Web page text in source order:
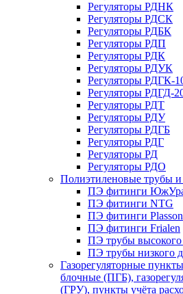
Регуляторы РДНК
Регуляторы РДСК
Регуляторы РДБК
Регуляторы РДП
Регуляторы РДК
Регуляторы РДУК
Регуляторы РДГК-
Регуляторы РДГД-
Регуляторы РДТ
Регуляторы РДУ
Регуляторы РДГБ
Регуляторы РДГ
Регуляторы РД
Регуляторы РДО
Полиэтиленовые трубы
ПЭ фитинги
ПЭ фитинги NTG
ПЭ фитинги Plasson
ПЭ фитинги Frialen
ПЭ трубы высокого
ПЭ трубы низкого
Газорегуляторные
блочные (ПГБ),
(ГРУ), пункты учёта